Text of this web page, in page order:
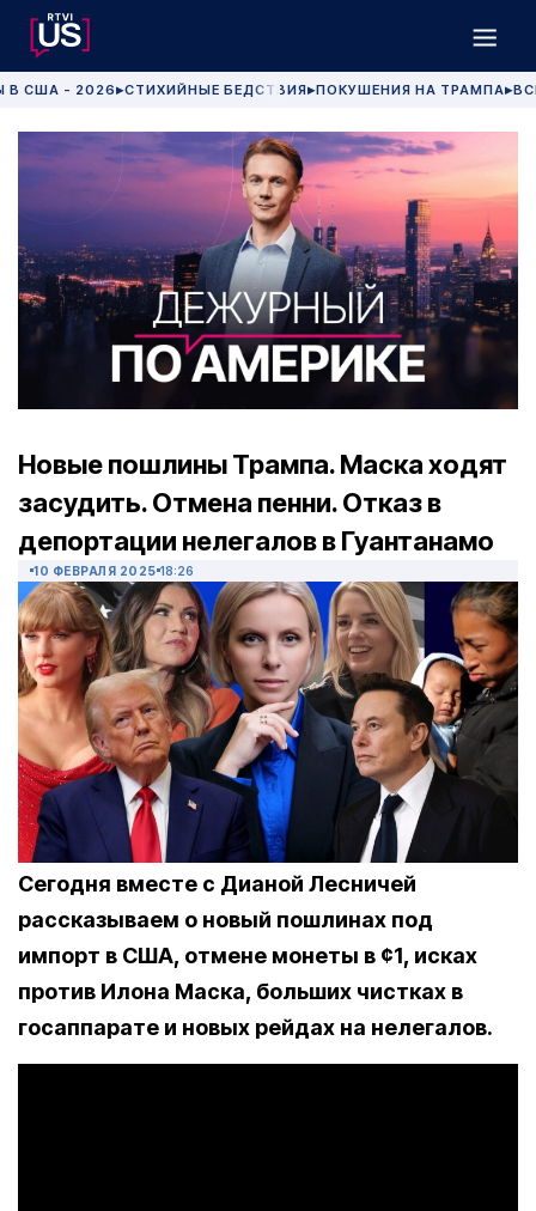
В США - 2026 ▶СТИХИЙНЫЕ БЕДСТВИЯ▶ПОКУШЕНИЯ НА ТРАМПА▶
Новые пошлины Трампа. Маска ходят
засудить. Отмена пенни. Отказ в
депортации нелегалов в Гуантанамо
10 ФЕВРАЛЯ 2025 18:26
Сегодня вместе с Дианой Лесничей
рассказываем о новый пошлинах под
импорт в США, отмене монеты в ¢1, исках
против Илона Маска, больших чистках в
госаппарате и новых рейдах на нелегалов.